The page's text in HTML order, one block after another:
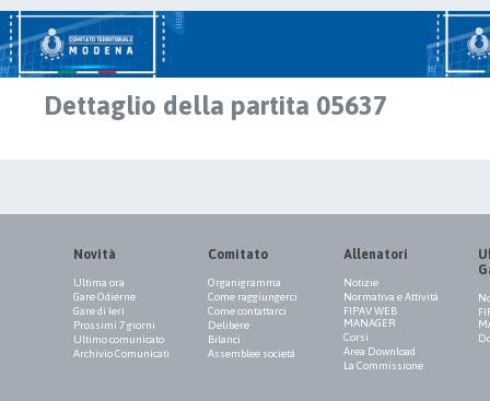
Dettaglio della partita 05637
Novità
Ultima ora
Gare Odierne
Gare di Ieri
Prossimi 7 giorni
Ultimo comunicato
Archivio Comunicati
Comitato
Organigramma
Come raggiungerci
Come contattarci
Delibere
Bilanci
Assemblee società
Allenatori
Notizie
Normativa e Attività
FIPAV WEB
MANAGER
Corsi
Area Download
La Commissione